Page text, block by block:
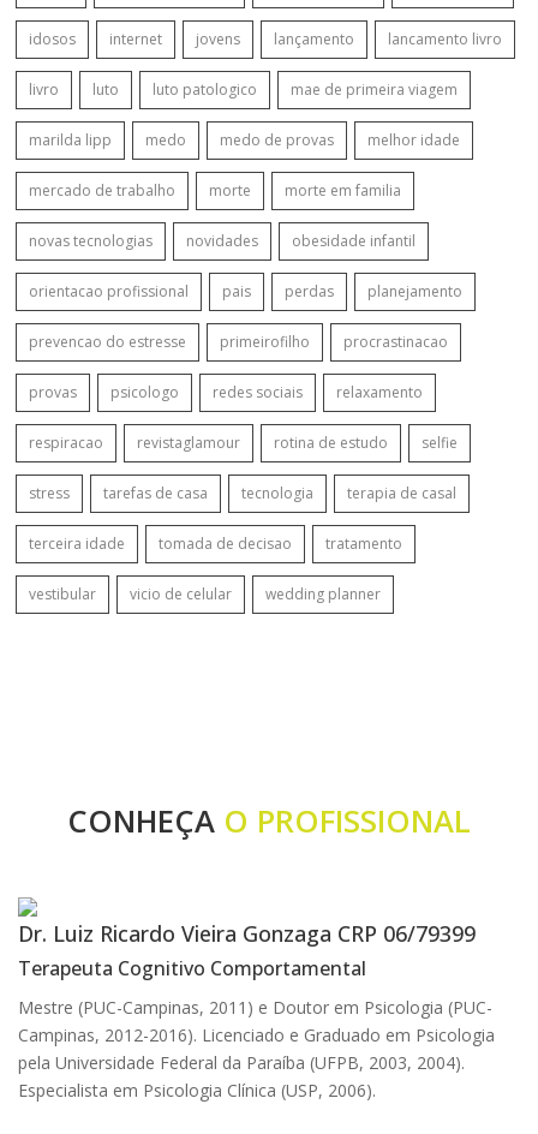
idosos internet jovens lançamento lancamento livro
livro luto luto patologico mae de primeira viagem
marilda lipp medo medo de provas melhor idade
mercado de trabalho morte morte em familia
novas tecnologias novidades obesidade infantil
orientacao profissional pais perdas planejamento
prevencao do estresse primeirofilho procrastinacao
provas psicologo redes sociais relaxamento
respiracao revistaglamour rotina de estudo selfie
stress tarefas de casa tecnologia terapia de casal
terceira idade tomada de decisao tratamento
vestibular vicio de celular wedding planner
CONHEÇA O PROFISSIONAL
Dr. Luiz Ricardo Vieira Gonzaga CRP 06/79399
Terapeuta Cognitivo Comportamental
Mestre (PUC-Campinas, 2011) e Doutor em Psicologia (PUC-
Campinas, 2012-2016). Licenciado e Graduado em Psicologia
pela Universidade Federal da Paraíba (UFPB, 2003, 2004).
Especialista em Psicologia Clínica (USP, 2006).